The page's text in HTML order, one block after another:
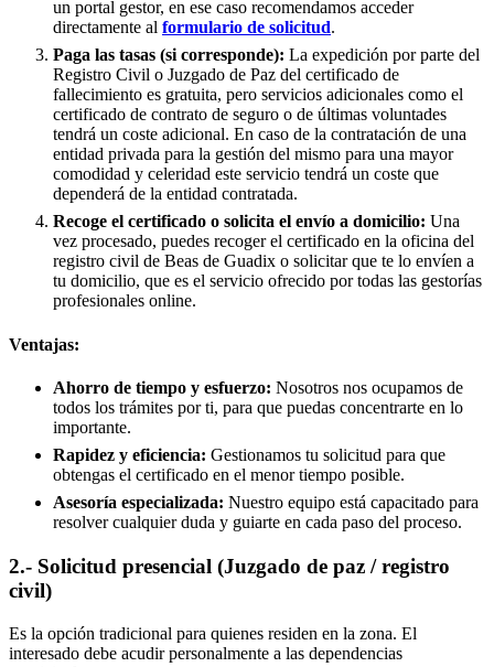
un portal gestor, en ese caso recomendamos acceder
directamente al formulario de solicitud.
Paga las tasas (si corresponde): La expedición por parte del
Registro Civil o Juzgado de Paz del certificado de
fallecimiento es gratuita, pero servicios adicionales como el
certificado de contrato de seguro o de últimas voluntades
tendrá un coste adicional. En caso de la contratación de una
entidad privada para la gestión del mismo para una mayor
comodidad y celeridad este servicio tendrá un coste que
dependerá de la entidad contratada.
Recoge el certificado o solicita el envío a domicilio: Una
vez procesado, puedes recoger el certificado en la oficina del
registro civil de Beas de Guadix o solicitar que te lo envíen a
tu domicilio, que es el servicio ofrecido por todas las gestorías
profesionales online.
Ventajas:
Ahorro de tiempo y esfuerzo: Nosotros nos ocupamos de
todos los trámites por ti, para que puedas concentrarte en lo
importante.
Rapidez y eficiencia: Gestionamos tu solicitud para que
obtengas el certificado en el menor tiempo posible.
Asesoría especializada: Nuestro equipo está capacitado para
resolver cualquier duda y guiarte en cada paso del proceso.
2.- Solicitud presencial (Juzgado de paz / registro
civil)
Es la opción tradicional para quienes residen en la zona. El
interesado debe acudir personalmente a las dependencias